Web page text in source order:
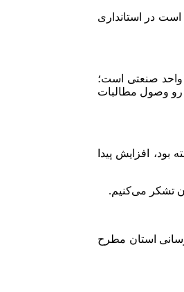
در استانداری
در قزوین ۳۰۰ میلیارد از مشترکین طلب داریم که حدود ۲۰ درصد آن از یک واحد صنعتی است؛
رو وصول مطالبات
افزایش پیدا
تشکر می‌کنیم.
استان مطرح